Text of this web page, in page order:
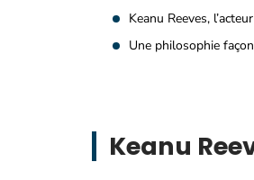
Keanu Reeves,
Une philosophie
Keanu